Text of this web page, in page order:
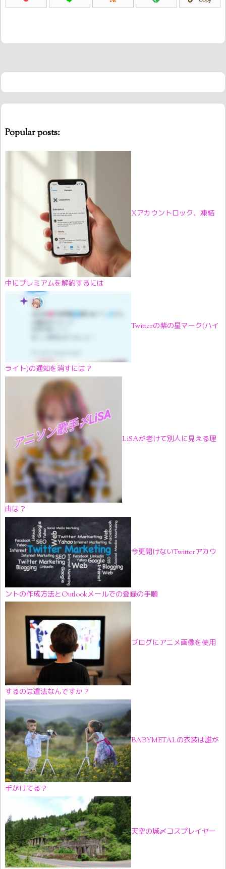
Popular posts:
Xアカウントロック、凍結
中にプレミアムを解約するには
Twitterの紫の星マーク(ハイ
ライト)の通知を消すには？
LiSAが老けて別人に見える理
由は？
今更聞けないTwitterアカウ
ントの作成方法とOutlookメールでの登録の手順
ブログにアニメ画像を使用
するのは違法なんですか？
BABYMETALの衣装は誰が
手がけてる？
天空の城〆コスプレイヤー